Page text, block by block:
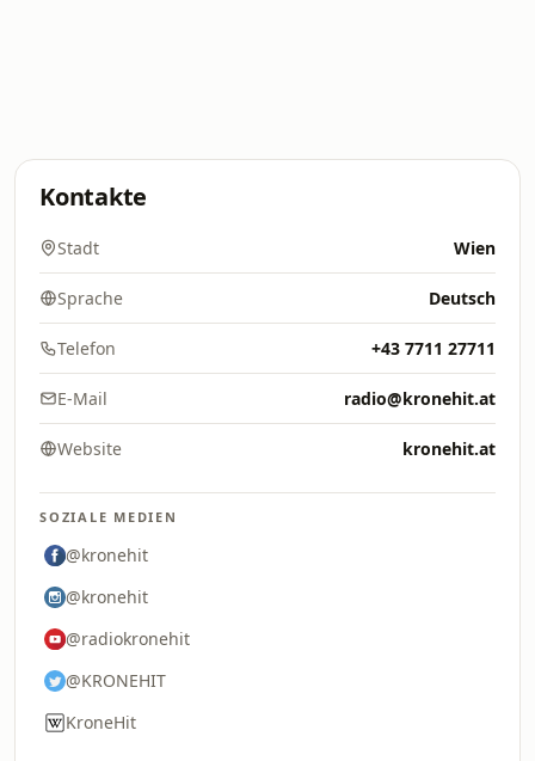
Kontakte
Stadt Wien
Sprache Deutsch
Telefon +43 7711 27711
E-Mail radio@kronehit.at
Website kronehit.at
SOZIALE MEDIEN
@kronehit
@kronehit
@radiokronehit
@KRONEHIT
KroneHit